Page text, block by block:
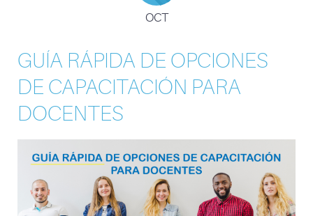
OCT
GUÍA RÁPIDA DE OPCIONES
DE CAPACITACIÓN PARA
DOCENTES